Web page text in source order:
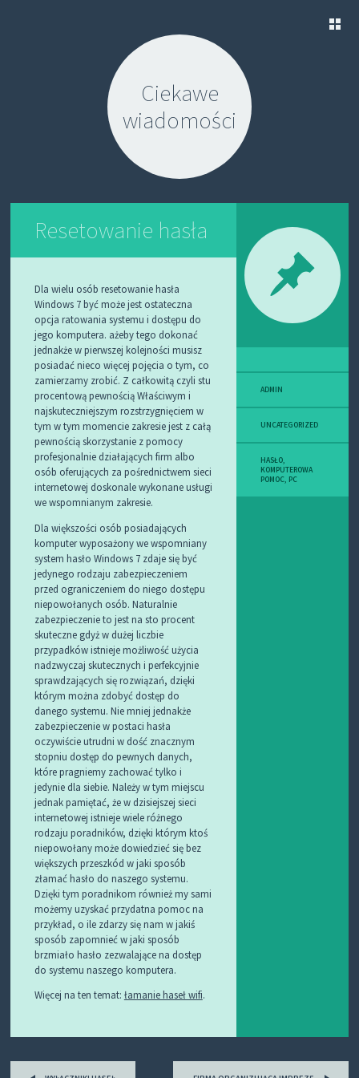
Ciekawe
wiadomości
Resetowanie hasła
Dla wielu osób resetowanie hasła
Windows 7 być może jest ostateczna
opcja ratowania systemu i dostępu do
jego komputera. ażeby tego dokonać
jednakże w pierwszej kolejności musisz
posiadać nieco więcej pojęcia o tym, co
zamierzamy zrobić. Z całkowitą czyli stu
procentową pewnością Właściwym i
najskuteczniejszym rozstrzygnięciem w
tym w tym momencie zakresie jest z całą
pewnością skorzystanie z pomocy
profesjonalnie działających firm albo
osób oferujących za pośrednictwem sieci
internetowej doskonale wykonane usługi
we wspomnianym zakresie.
Dla większości osób posiadających
komputer wyposażony we wspomniany
system hasło Windows 7 zdaje się być
jedynego rodzaju zabezpieczeniem
przed ograniczeniem do niego dostępu
niepowołanych osób. Naturalnie
zabezpieczenie to jest na sto procent
skuteczne gdyż w dużej liczbie
przypadków istnieje możliwość użycia
nadzwyczaj skutecznych i perfekcyjnie
sprawdzających się rozwiązań, dzięki
którym można zdobyć dostęp do
danego systemu. Nie mniej jednakże
zabezpieczenie w postaci hasła
oczywiście utrudni w dość znacznym
stopniu dostęp do pewnych danych,
które pragniemy zachować tylko i
jedynie dla siebie. Należy w tym miejscu
jednak pamiętać, że w dzisiejszej sieci
internetowej istnieje wiele różnego
rodzaju poradników, dzięki którym ktoś
niepowołany może dowiedzieć się bez
większych przeszkód w jaki sposób
złamać hasło do naszego systemu.
Dzięki tym poradnikom również my sami
możemy uzyskać przydatna pomoc na
przykład, o ile zdarzy się nam w jakiś
sposób zapomnieć w jaki sposób
brzmiało hasło zezwalające na dostęp
do systemu naszego komputera.
Więcej na ten temat: łamanie haseł wifi.
ADMIN
UNCATEGORIZED
HASŁO,
KOMPUTEROWA
POMOC, PC
Post